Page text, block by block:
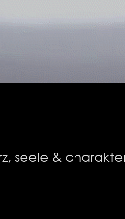
seele &